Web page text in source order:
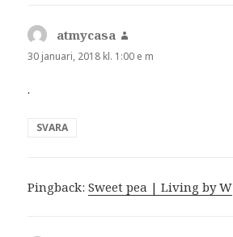
atmycasa
30 januari, 2018 kl. 1:00 e m
.
SVARA
Pingback:Sweet pea | Living by W